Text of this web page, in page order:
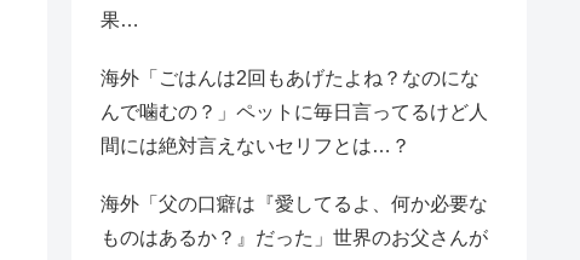
果…
海外「ごはんは2回もあげたよね？なのにな
んで噛むの？」ペットに毎日言ってるけど人
間には絶対言えないセリフとは…？
海外「父の口癖は『愛してるよ、何か必要な
ものはあるか？』だった」世界のお父さんが